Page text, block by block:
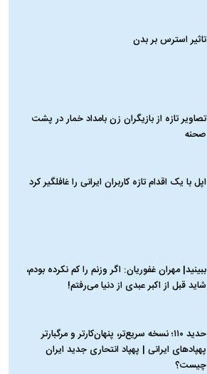
تاثیر استرس بر بدن
تصاویر تازه از بازیگران زن بامداد خمار در پشت
صحنه
اپل با یک اقدام تازه کاربران ایرانی را غافلگیر کرد
ببینید| مهران غفوریان: اگر وزنم را کم نکرده بودم،
شاید قبل از اکبر عبدی از دنیا می‌رفتم!
حدید ۱۱۰؛ نسخه سریع‌تر، پنهان‌کارتر و مرگبارتر
پهپادهای ایرانی | پهپاد انتحاری جدید ایران
چیست؟